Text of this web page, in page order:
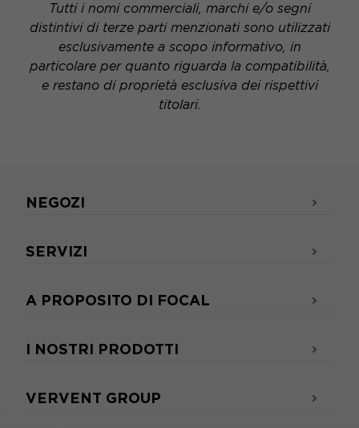
Tutti i nomi commerciali, marchi e/o segni
distintivi di terze parti menzionati sono utilizzati
esclusivamente a scopo informativo, in
particolare per quanto riguarda la compatibilità,
e restano di proprietà esclusiva dei rispettivi
titolari.
NEGOZI
SERVIZI
A PROPOSITO DI FOCAL
I NOSTRI PRODOTTI
VERVENT GROUP